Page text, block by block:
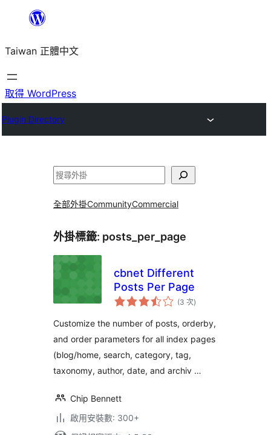
主
要
內
Taiwan 正體中文
取得 WordPress
Plugin Directory
搜
全部外掛CommunityCommercial
外掛標籤: posts_per_page
cbnet Different
Posts Per Page
(3 次評
分
數
)
Customize the number of posts, orderby,
and order parameters for all index pages
(blog/home, search, category, tag,
taxonomy, author, date, and archiv …
Chip Bennett
啟用安裝數: 300+